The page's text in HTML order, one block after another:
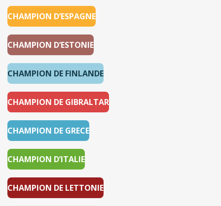
CHAMPION D’ESPAGNE
CHAMPION D’ESTONIE
CHAMPION DE FINLANDE
CHAMPION DE GIBRALTAR
CHAMPION DE GRECE
CHAMPION D’ITALIE
CHAMPION DE LETTONIE